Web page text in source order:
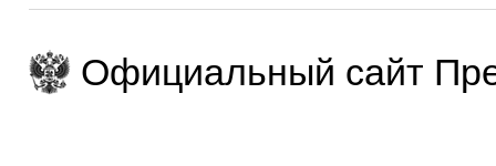
Официальный сайт